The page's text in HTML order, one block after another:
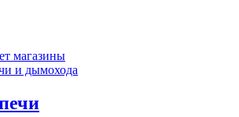
магазины
и дымохода